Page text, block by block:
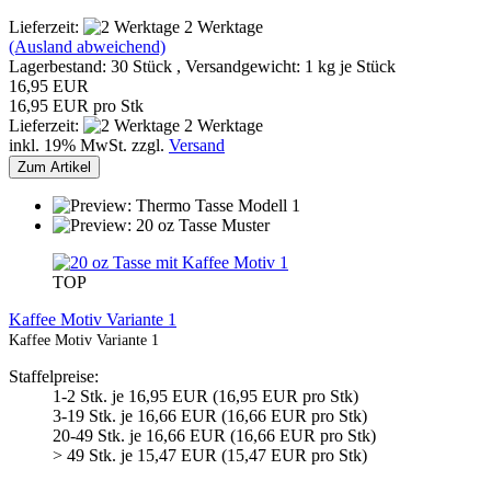
Lieferzeit:
2 Werktage
(Ausland abweichend)
Lagerbestand: 30 Stück , Versandgewicht: 1 kg je Stück
16,95 EUR
16,95 EUR pro Stk
Lieferzeit:
2 Werktage
inkl. 19% MwSt. zzgl. Versand
Zum Artikel
TOP
Kaffee Motiv Variante 1
Kaffee Motiv Variante 1
Staffelpreise:
1-2 Stk. je 16,95 EUR (16,95 EUR pro Stk)
3-19 Stk. je 16,66 EUR (16,66 EUR pro Stk)
20-49 Stk. je 16,66 EUR (16,66 EUR pro Stk)
> 49 Stk. je 15,47 EUR (15,47 EUR pro Stk)